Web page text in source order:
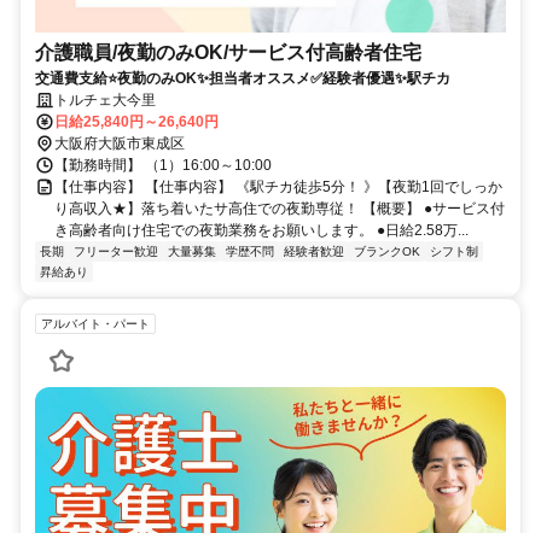
介護職員/夜勤のみOK/サービス付高齢者住宅
交通費支給⭐️夜勤のみOK✨担当者オススメ✅️経験者優遇✨駅チカ
トルチェ大今里
日給25,840円～26,640円
大阪府大阪市東成区
【勤務時間】 （1）16:00～10:00
【仕事内容】 【仕事内容】 《駅チカ徒歩5分！ 》【夜勤1回でしっか
り高収入★】落ち着いたサ高住での夜勤専従！ 【概要】 ●サービス付
き高齢者向け住宅での夜勤業務をお願いします。 ●日給2.58万...
長期 フリーター歓迎 大量募集 学歴不問 経験者歓迎 ブランクOK
シフト制
昇給あり
アルバイト・パート